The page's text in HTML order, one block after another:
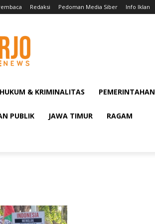
Redaksi Pedoman Media Siber Info Iklan
HUKUM & KRIMINALITAS PEMERINTAHAN
PUBLIK JAWA TIMUR RAGAM